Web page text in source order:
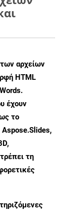
αρχείων
HTML
έχουν
το
τη